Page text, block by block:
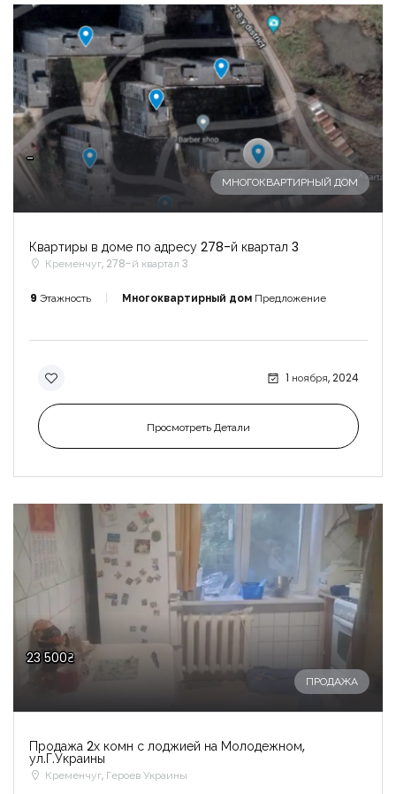
-
МНОГОКВАРТИРНЫЙ ДОМ
Квартиры в доме по адресу 278-й квартал 3
Кременчуг, 278-й квартал 3
9 Этажность Многоквартирный дом Предложение
1 ноября, 2024
Просмотреть Детали
23 500₴
ПРОДАЖА
Продажа 2х комн с лоджией на Молодежном,
ул.Г.Украины
Кременчуг, Героев Украины